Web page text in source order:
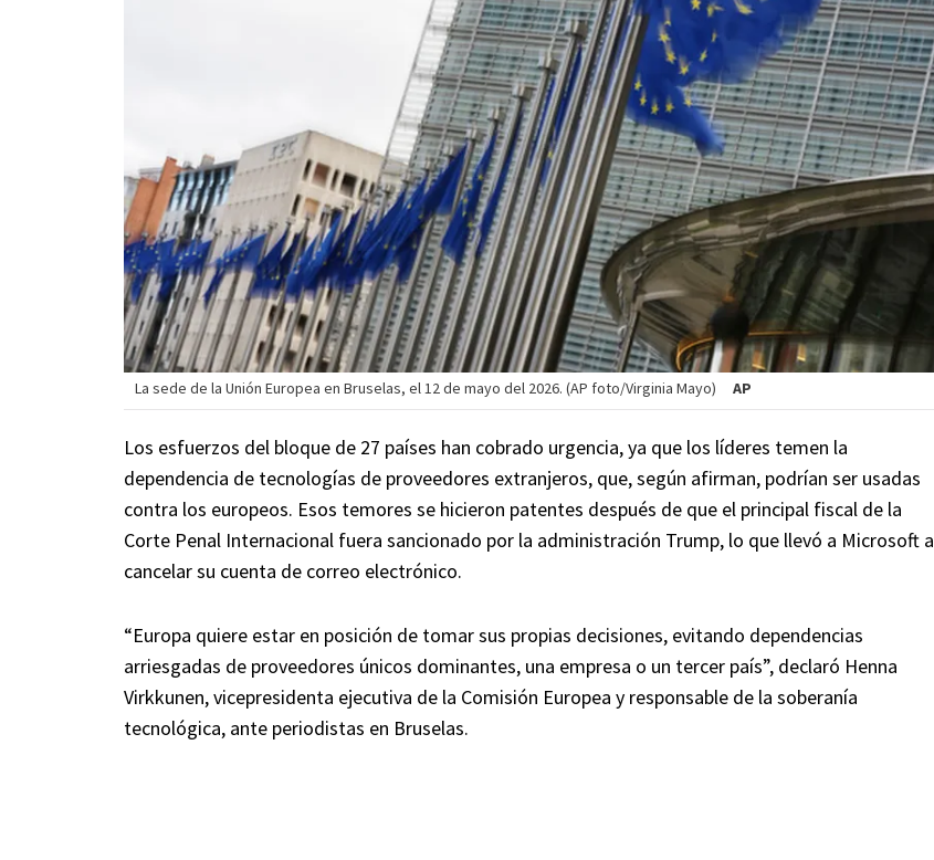
La sede de la Unión Europea en Bruselas, el 12 de mayo del 2026. (AP foto/Virginia Mayo) AP
Los esfuerzos del bloque de 27 países han cobrado urgencia, ya que los líderes temen la
dependencia de tecnologías de proveedores extranjeros, que, según afirman, podrían ser usadas
contra los europeos. Esos temores se hicieron patentes después de que el principal fiscal de la
Corte Penal Internacional fuera sancionado por la administración Trump, lo que llevó a Microsoft a
cancelar su cuenta de correo electrónico.
“Europa quiere estar en posición de tomar sus propias decisiones, evitando dependencias
arriesgadas de proveedores únicos dominantes, una empresa o un tercer país”, declaró Henna
Virkkunen, vicepresidenta ejecutiva de la Comisión Europea y responsable de la soberanía
tecnológica, ante periodistas en Bruselas.